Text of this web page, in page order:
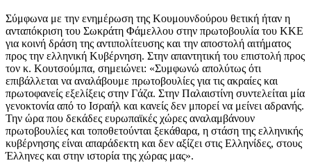
Σύμφωνα με την ενημέρωση της Κουμουνδούρου θετική ήταν η
ανταπόκριση του Σωκράτη Φάμελλου στην πρωτοβουλία του ΚΚΕ
για κοινή δράση της αντιπολίτευσης και την αποστολή αιτήματος
προς την ελληνική Κυβέρνηση. Στην απαντητική του επιστολή προς
τον κ. Κουτσούμπα, σημειώνει: «Συμφωνώ απολύτως ότι
επιβάλλεται να αναλάβουμε πρωτοβουλίες για τις ακραίες και
πρωτοφανείς εξελίξεις στην Γάζα. Στην Παλαιστίνη συντελείται μία
γενοκτονία από το Ισραήλ και κανείς δεν μπορεί να μείνει αδρανής.
Την ώρα που δεκάδες ευρωπαϊκές χώρες αναλαμβάνουν
πρωτοβουλίες και τοποθετούνται ξεκάθαρα, η στάση της ελληνικής
κυβέρνησης είναι απαράδεκτη και δεν αξίζει στις Ελληνίδες, στους
Έλληνες και στην ιστορία της χώρας μας».